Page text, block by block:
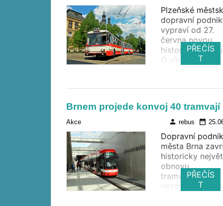
zároveň více
zdvojnásobila
provozní zisk
EBITDA na 3,5
miliardy korun.
Plzeňské
dopravní
vypraví od 27.
června novou
historickou
O víkendech a
budou až do
trolejbusy Škoda
Tr, 15 Tr a 21 Tr,
pravidelném
provozu
nepotkají .
PŘEČÍS
T
Brnem projede konvoj 40 tramvají
Akce person rebus date_range
Dopravní podnik
města Brna
historicky
obnovu
tramvajového
vozového parku
PŘEČÍS
T